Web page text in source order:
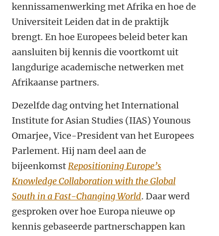
kennissamenwerking met Afrika en hoe de
Universiteit Leiden dat in de praktijk
brengt. En hoe Europees beleid beter kan
aansluiten bij kennis die voortkomt uit
langdurige academische netwerken met
Afrikaanse partners.
Dezelfde dag ontving het International
Institute for Asian Studies (IIAS) Younous
Omarjee, Vice-President van het Europees
Parlement. Hij nam deel aan de
bijeenkomstRepositioning Europe’s
Knowledge Collaboration with the Global
South in a Fast-Changing World. Daar werd
gesproken over hoe Europa nieuwe op
kennis gebaseerde partnerschappen kan